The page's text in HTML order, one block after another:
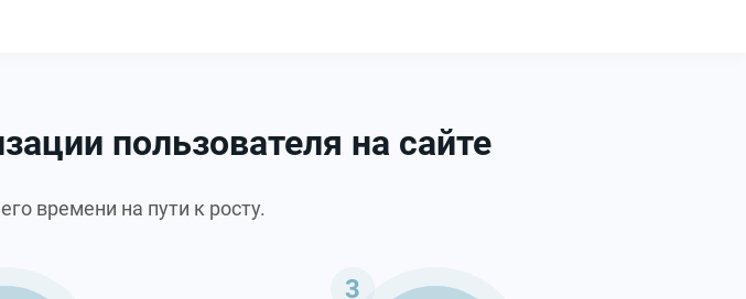
пользователя на сайте
времени на пути к росту.